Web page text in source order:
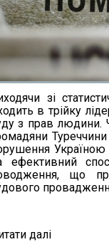
зі
в трійку
з прав людини.
Україною
ефективний
що
далі